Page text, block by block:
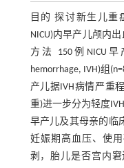
目的 探讨新生儿重
NICU)内早产儿颅内
方法 150例NICU早
hemorrhage, IVH)组
产儿据IVH病情严
重)进一步分为轻度
早产儿及其母亲的临
妊娠期高血压、使
剥，胎儿是否宫内